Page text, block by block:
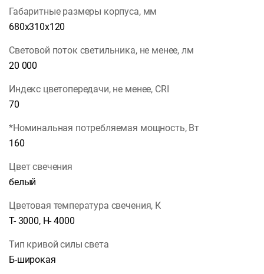
Габаритные размеры корпуса, мм
680х310х120
Световой поток светильника, не менее, лм
20 000
Индекс цветопередачи, не менее, CRI
70
*Номинальная потребляемая мощность, Вт
160
Цвет свечения
белый
Цветовая температура свечения, К
Т- 3000, Н- 4000
Тип кривой силы света
Б-широкая